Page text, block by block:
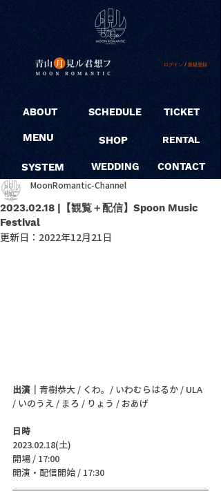
ログイン / 新規登録
ABOUT
MENU
SYSTEM
SCHEDULE
SHOP
WEDDING
TICKET
RENTAL
CONTACT
2023.02.18 |【観覧＋配信】Spoon Music
Festival
MoonRomantic-Channel
更新日： 2022年12月21日
出演｜ 青樹恭大 / くわ。/ いわむらはるか / ULA
/ いのうえ / まろ / りょう / おあげ
日時
2023.02.18(土)
開場 / 17:00
開演・配信開始 / 17:30